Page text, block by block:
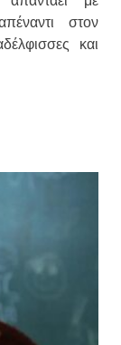
στον
και